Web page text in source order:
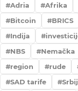
Adria Afrika
Bitcoin
BRICS
Indija
NBS
Nemačka
region
rude
SAD tarife